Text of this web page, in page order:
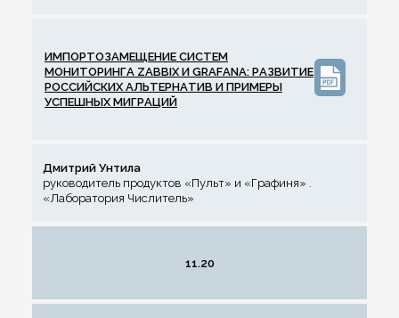
ИМПОРТОЗАМЕЩЕНИЕ СИСТЕМ
МОНИТОРИНГА ZABBIX И GRAFANA: РАЗВИТИЕ
РОССИЙСКИХ АЛЬТЕРНАТИВ И ПРИМЕРЫ
УСПЕШНЫХ МИГРАЦИЙ
Дмитрий Унтила
руководитель продуктов «Пульт» и «Графиня» .
«Лаборатория Числитель»
11.20